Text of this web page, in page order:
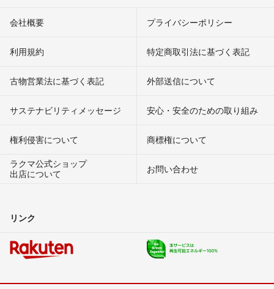
会社概要 プライバシーポリシー
利用規約 特定商取引法に基づく表記
古物営業法に基づく表記 外部送信について
サステナビリティメッセージ 安心・安全のための取り組み
権利侵害について
商標権について
ラクマ公式ショップ
出店について
お問い合わせ
リンク